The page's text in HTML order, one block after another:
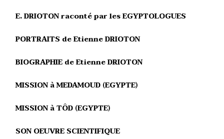
E. DRIOTON raconté par les EGYPTOLOGUES
PORTRAITS de Etienne DRIOTON
BIOGRAPHIE de Etienne DRIOTON
MISSION à MEDAMOUD (EGYPTE)
MISSION à TÔD (EGYPTE)
SON OEUVRE SCIENTIFIQUE